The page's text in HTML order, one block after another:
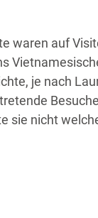
waren auf
je nach
sie nicht